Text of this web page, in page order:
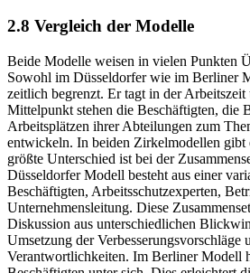
2.8 Vergleich der Modelle
Beide Modelle weisen in vielen Punkten
Sowohl im Düsseldorfer wie im Berliner
zeitlich begrenzt. Er tagt in der Arbeitszeit
Mittelpunkt stehen die Beschäftigten, die
Arbeitsplätzen ihrer Abteilungen zum
entwickeln. In beiden Zirkelmodellen gibt
größte Unterschied ist bei der
Düsseldorfer Modell besteht aus einer
Beschäftigten, Arbeitsschutzexperten,
Unternehmensleitung. Diese
Diskussion aus unterschiedlichen
Umsetzung der Verbesserungsvorschläge
Verantwortlichkeiten. Im Berliner Modell